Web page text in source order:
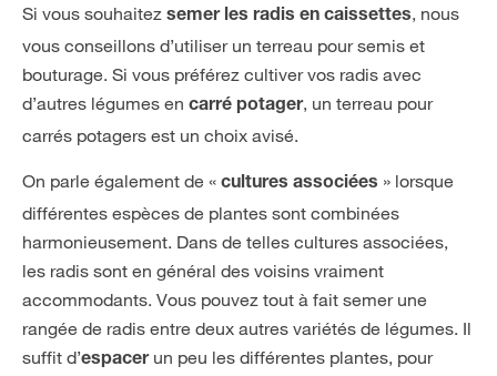
Si vous souhaitez semer les radis en caissettes, nous
vous conseillons d’utiliser un terreau pour semis et
bouturage. Si vous préférez cultiver vos radis avec
d’autres légumes en carré potager, un terreau pour
carrés potagers est un choix avisé.
On parle également de « cultures associées » lorsque
différentes espèces de plantes sont combinées
harmonieusement. Dans de telles cultures associées,
les radis sont en général des voisins vraiment
accommodants. Vous pouvez tout à fait semer une
rangée de radis entre deux autres variétés de légumes. Il
suffit d’espacer un peu les différentes plantes, pour